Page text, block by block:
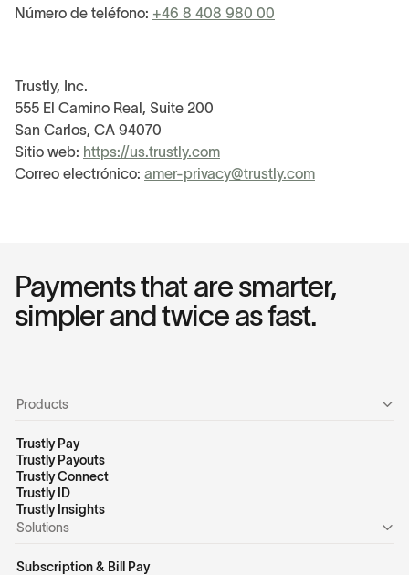
Número de teléfono: +46 8 408 980 00
Trustly, Inc.
555 El Camino Real, Suite 200
San Carlos, CA 94070
Sitio web: https://us.trustly.com
Correo electrónico: amer-privacy@trustly.com
Payments that are smarter,
simpler and twice as fast.
Products
Trustly Pay
Trustly Payouts
Trustly Connect
Trustly ID
Trustly Insights
Solutions
Subscription & Bill Pay